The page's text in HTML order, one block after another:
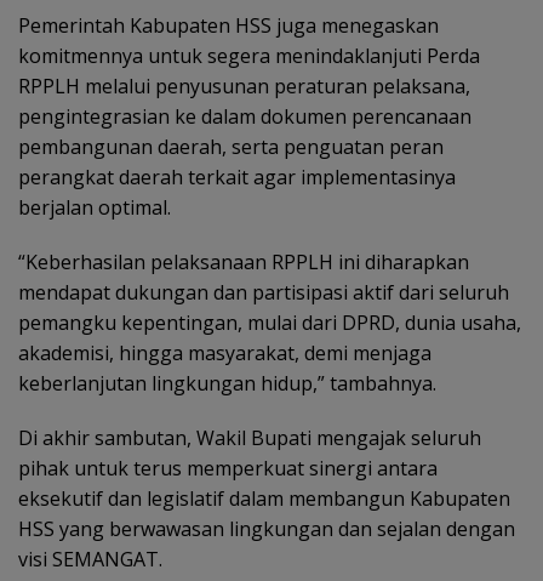
Pemerintah Kabupaten HSS juga menegaskan
komitmennya untuk segera menindaklanjuti Perda
RPPLH melalui penyusunan peraturan pelaksana,
pengintegrasian ke dalam dokumen perencanaan
pembangunan daerah, serta penguatan peran
perangkat daerah terkait agar implementasinya
berjalan optimal.
“Keberhasilan pelaksanaan RPPLH ini diharapkan
mendapat dukungan dan partisipasi aktif dari seluruh
pemangku kepentingan, mulai dari DPRD, dunia usaha,
akademisi, hingga masyarakat, demi menjaga
keberlanjutan lingkungan hidup,” tambahnya.
Di akhir sambutan, Wakil Bupati mengajak seluruh
pihak untuk terus memperkuat sinergi antara
eksekutif dan legislatif dalam membangun Kabupaten
HSS yang berwawasan lingkungan dan sejalan dengan
visi SEMANGAT.